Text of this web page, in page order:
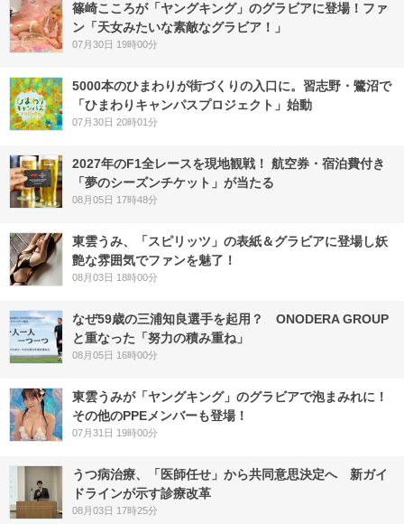
篠崎こころが「ヤングキング」のグラビアに登場！ファ
ン「天女みたいな素敵なグラビア！」
07月30日 19時00分
5000本のひまわりが街づくりの入口に。習志野・鷺沼で
「ひまわりキャンパスプロジェクト」始動
07月30日 20時01分
2027年のF1全レースを現地観戦！ 航空券・宿泊費付き
「夢のシーズンチケット」が当たる
08月05日 17時48分
東雲うみ、「スピリッツ」の表紙＆グラビアに登場し妖
艶な雰囲気でファンを魅了！
08月03日 18時00分
なぜ59歳の三浦知良選手を起用？ ONODERA GROUP
と重なった「努力の積み重ね」
08月05日 16時00分
東雲うみが「ヤングキング」のグラビアで泡まみれに！
その他のPPEメンバーも登場！
07月31日 19時00分
うつ病治療、「医師任せ」から共同意思決定へ 新ガイ
ドラインが示す診療改革
08月03日 17時25分